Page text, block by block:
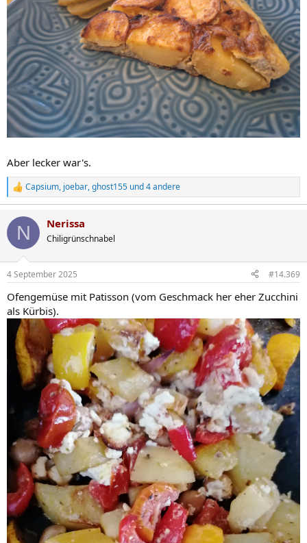
Aber lecker war's.
R
e
k
i
e
:
Capsium, joebar,ghost155 und 4 andere
N Nerissa
Chiligrünschnabel
4 September 2025 #14.369
Ofengemüse mit Patisson (vom Geschmack her eher Zucchini
als Kürbis).